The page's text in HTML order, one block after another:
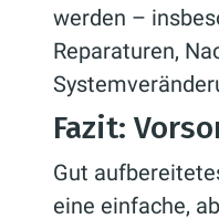
werden –
Reparaturen,
Fazit:
Gut
eine einfache,